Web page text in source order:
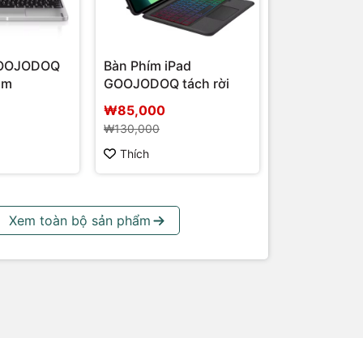
Bàn Phím iPad
GOOJODOQ tách rời
₩85,000
₩130,000
Thích
Xem toàn bộ sản phẩm